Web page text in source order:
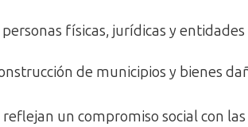
físicas, jurídicas y
de municipios y bienes
reflejan un compromiso social con